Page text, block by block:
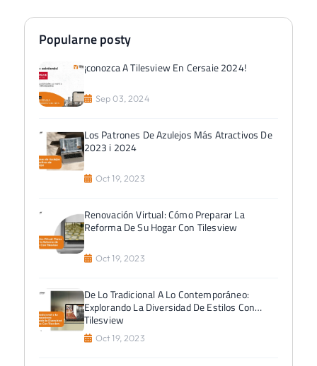
Popularne posty
¡conozca A Tilesview En Cersaie 2024!
Sep 03, 2024
Los Patrones De Azulejos Más Atractivos De
2023 i 2024
Oct 19, 2023
Renovación Virtual: Cómo Preparar La
Reforma De Su Hogar Con Tilesview
Oct 19, 2023
De Lo Tradicional A Lo Contemporáneo:
Explorando La Diversidad De Estilos Con
Tilesview
Oct 19, 2023